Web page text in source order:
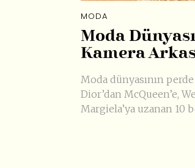
MODA
Moda
Kamera
Moda dünyasının
Dior’dan McQueen’e,
Margiela’ya uzanan 10